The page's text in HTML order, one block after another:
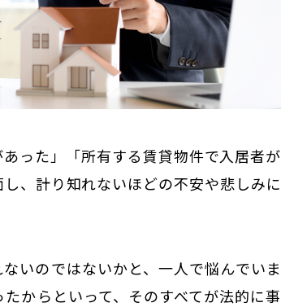
った」「所有する賃貸物件で入居者
、計り知れないほどの不安や悲しみ
いのではないかと、一人で悩んでいま
からといって、そのすべてが法的に